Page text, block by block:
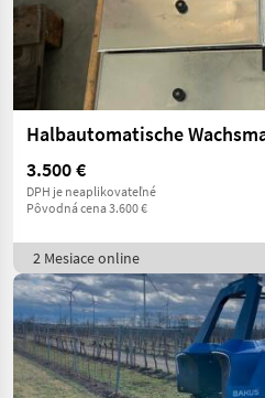
Halbautomatische
3.500 €
DPH je neaplikovateľné
Pôvodná cena 3.600 €
2 Mesiace online